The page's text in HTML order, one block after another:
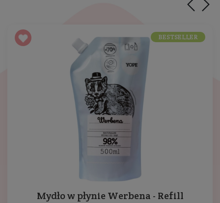
Mydło w płynie Werbena - Refill
BESTSELLER